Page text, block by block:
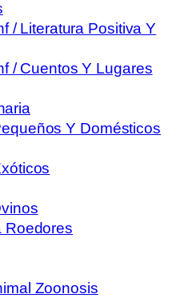
/ Literatura Positiva Y
/ Cuentos Y Lugares
Y Domésticos
Roedores
Zoonosis